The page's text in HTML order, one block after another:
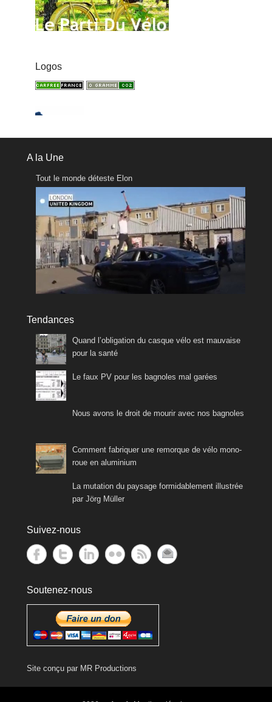
Logos
A la Une
Tout le monde déteste Elon
Tendances
Quand l’obligation du casque vélo est mauvaise
pour la santé
Le faux PV pour les bagnoles mal garées
Nous avons le droit de mourir avec nos bagnoles
Comment fabriquer une remorque de vélo mono-
roue en aluminium
La mutation du paysage formidablement illustrée
par Jörg Müller
Suivez-nous
Soutenez-nous
Site conçu par MR Productions